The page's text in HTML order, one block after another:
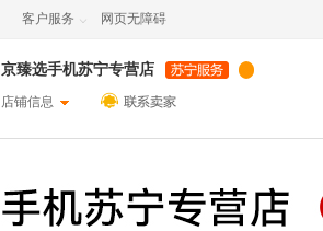
客户服务  网页无障碍
京臻选手机苏宁专营店
店铺信息